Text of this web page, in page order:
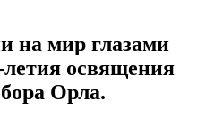
на мир глазами
освящения
Орла.